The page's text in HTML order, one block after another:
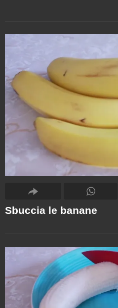
Sbuccia le banane